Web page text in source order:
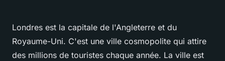
Londres est la capitale de l'Angleterre et du
Royaume-Uni. C'est une ville cosmopolite qui attire
des millions de touristes chaque année. La ville est